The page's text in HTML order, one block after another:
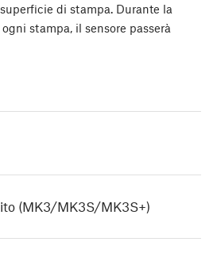
di stampa. Durante la
stampa, il sensore passerà
(MK3/MK3S/MK3S+)